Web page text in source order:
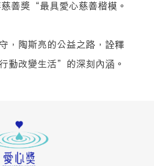
善獎“最具愛心慈善楷模。
，陶斯亮的公益之路，詮釋
動改變生活”的深刻內涵。